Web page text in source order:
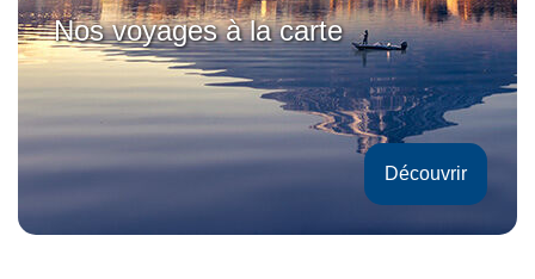
É
C
I
A
E
C
I
A
L
E
Nos voyages à la carte
Découvrir